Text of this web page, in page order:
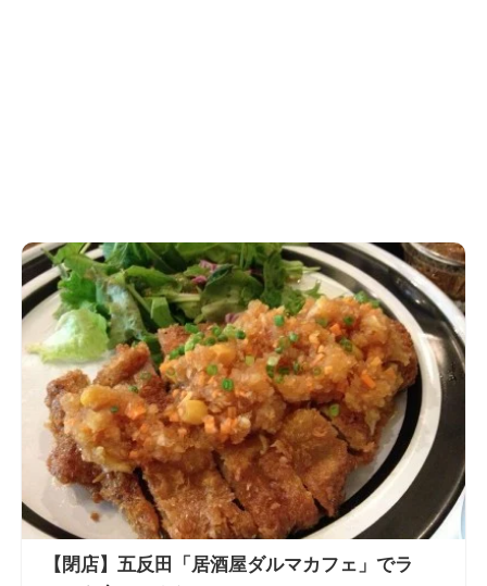
【閉店】五反田「居酒屋ダルマカフェ」でラ